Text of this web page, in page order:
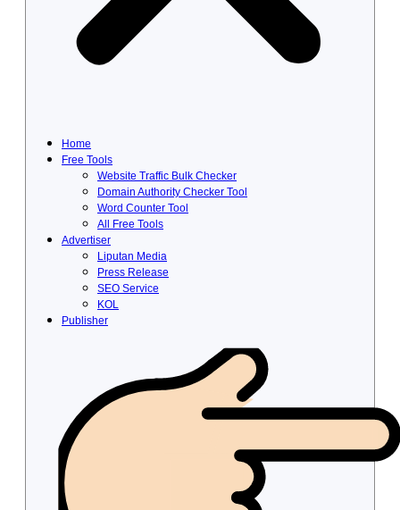
Home
Free Tools
Website Traffic Bulk Checker
Domain Authority Checker Tool
Word Counter Tool
All Free Tools
Advertiser
Liputan Media
Press Release
SEO Service
KOL
Publisher